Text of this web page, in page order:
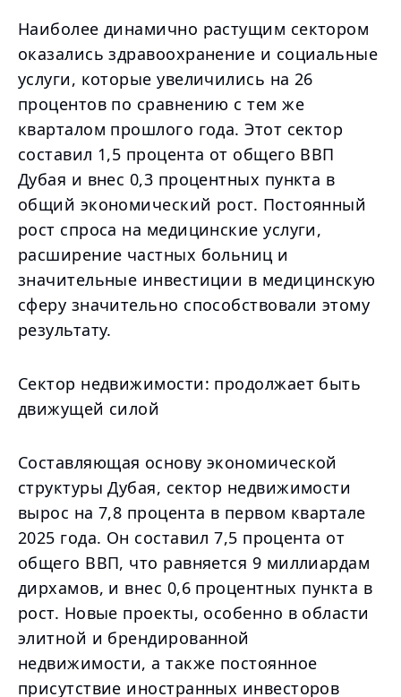
Наиболее динамично растущим сектором
оказались здравоохранение и социальные
услуги, которые увеличились на 26
процентов по сравнению с тем же
кварталом прошлого года. Этот сектор
составил 1,5 процента от общего ВВП
Дубая и внес 0,3 процентных пункта в
общий экономический рост. Постоянный
рост спроса на медицинские услуги,
расширение частных больниц и
значительные инвестиции в медицинскую
сферу значительно способствовали этому
результату.
Сектор недвижимости: продолжает быть
движущей силой
Составляющая основу экономической
структуры Дубая, сектор недвижимости
вырос на 7,8 процента в первом квартале
2025 года. Он составил 7,5 процента от
общего ВВП, что равняется 9 миллиардам
дирхамов, и внес 0,6 процентных пункта в
рост. Новые проекты, особенно в области
элитной и брендированной
недвижимости, а также постоянное
присутствие иностранных инвесторов